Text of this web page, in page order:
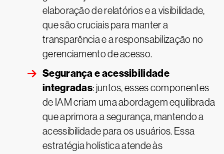
elaboração de relatórios e a visibilidade,
que são cruciais para manter a
transparência e a responsabilização no
gerenciamento de acesso.
Segurança e acessibilidade
integradas: juntos, esses componentes
de IAM criam uma abordagem equilibrada
que aprimora a segurança, mantendo a
acessibilidade para os usuários. Essa
estratégia holística atende às